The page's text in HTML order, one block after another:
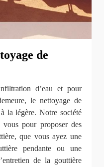
de
d’eau et pour
le nettoyage de
la légère. Notre société
pour proposer des
que vous ayez une
pendante ou une
de la gouttière